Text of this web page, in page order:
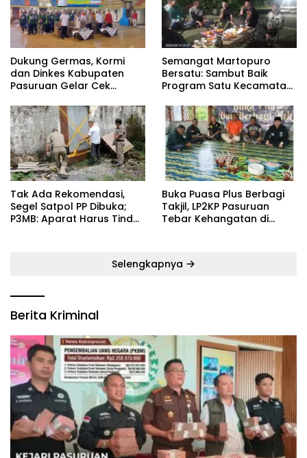
Dukung Germas, Kormi
dan Dinkes Kabupaten
Pasuruan Gelar Cek
Semangat Martopuro
Bersatu: Sambut Baik
Program Satu Kecamatan
Kebangkitan Persekabpas
‎Tak Ada Rekomendasi,
Segel Satpol PP Dibuka;
P3MB: Aparat Harus Tindak
‎Buka Puasa Plus Berbagi
Takjil, LP2KP Pasuruan
Tebar Kehangatan di
Selengkapnya
Berita Kriminal